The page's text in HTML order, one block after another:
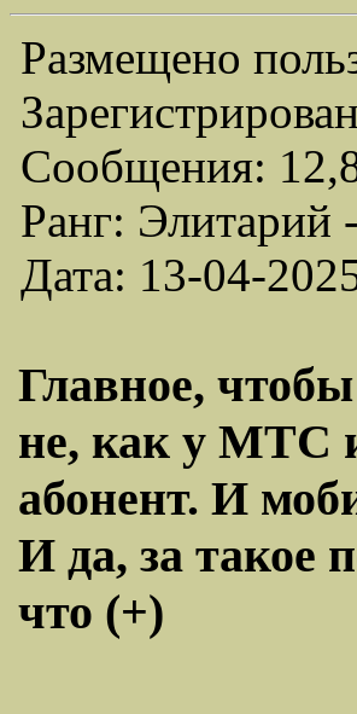
Размещено
Сообщения:
Ранг: Элитарий
Дата: 13-04-
Главное,
не, как у МТС
абонент. И
И да, за такое
что (+)